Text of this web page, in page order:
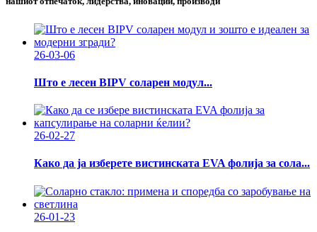
26-03-06
Што е лесен BIPV соларен модул...
26-02-27
Како да ја изберете вистинската EVA фолија за сола...
26-01-23